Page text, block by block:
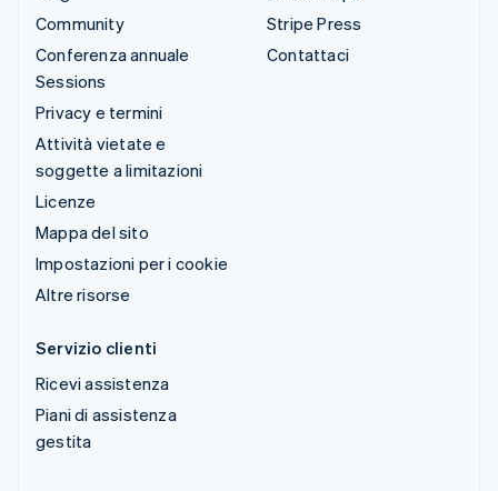
Community
Conferenza annuale
Sessions
Privacy e termini
Attività vietate e
soggette a limitazioni
Licenze
Mappa del sito
Impostazioni per i cookie
Altre risorse
Stripe Press
Contattaci
Servizio clienti
Ricevi assistenza
Piani di assistenza
gestita